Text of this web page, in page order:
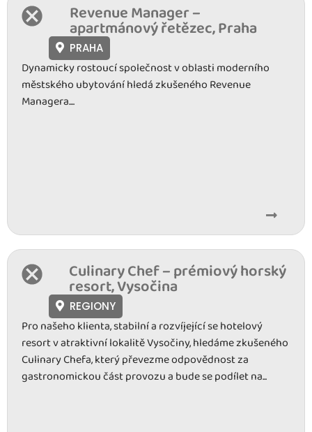
Revenue Manager –
apartmánový řetězec, Praha
PRAHA
Dynamicky rostoucí společnost v oblasti moderního
městského ubytování hledá zkušeného Revenue
Managera....
Culinary Chef – prémiový horský
resort, Vysočina
REGIONY
Pro našeho klienta, stabilní a rozvíjející se hotelový
resort v atraktivní lokalitě Vysočiny, hledáme zkušeného
Culinary Chefa, který převezme odpovědnost za
gastronomickou část provozu a bude se podílet na...